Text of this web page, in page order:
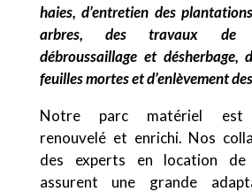
haies, d’entretien des
arbres, des travaux de
débroussaillage et désherbage,
feuilles mortes et d’enlèvement
Notre parc matériel est
renouvelé et enrichi. Nos
des experts en location de
assurent une grande